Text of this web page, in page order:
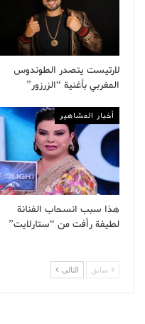
لارتيست يتصدر الطوندوس
المغربي بأغنية “الزرزور”
أخبار المشاهير
هذا سبب انسحاب الفنانة
لطيفة رأفت من “ستارلايت”
سابق التالى